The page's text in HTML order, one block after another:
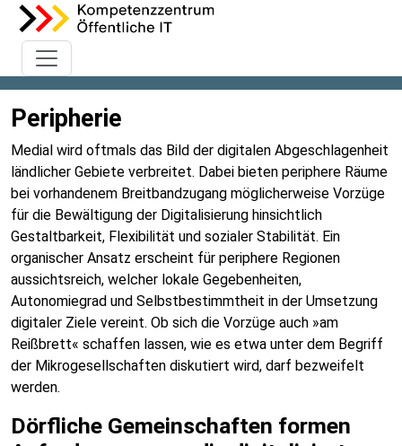
Peripherie
Medial wird oftmals das Bild der digitalen Abgeschlagenheit
ländlicher Gebiete verbreitet. Dabei bieten periphere Räume
bei vorhandenem Breitbandzugang möglicherweise Vorzüge
für die Bewältigung der Digitalisierung hinsichtlich
Gestaltbarkeit, Flexibilität und sozialer Stabilität. Ein
organischer Ansatz erscheint für periphere Regionen
aussichtsreich, welcher lokale Gegebenheiten,
Autonomiegrad und Selbstbestimmtheit in der Umsetzung
digitaler Ziele vereint. Ob sich die Vorzüge auch »am
Reißbrett« schaffen lassen, wie es etwa unter dem Begriff
der Mikrogesellschaften diskutiert wird, darf bezweifelt
werden.
Dörfliche Gemeinschaften formen